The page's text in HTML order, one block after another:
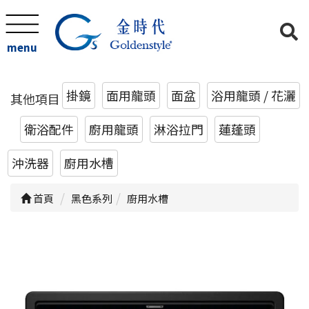
menu
其他項目 掛鏡 面用龍頭 面盆
浴用龍頭 / 花灑
衛浴配件
廚用龍頭 淋浴拉門
蓮蓬頭
沖洗器
廚用水槽
首頁 黑色系列 廚用水槽